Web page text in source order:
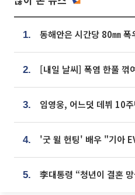
1.
2.
3.
4.
5.